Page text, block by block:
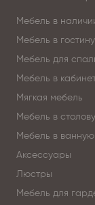
Мебель в
Мебель в
Мебель для
Мебель в
Мягкая мебель
Мебель в
Мебель в ванную
Аксессуары
Люстры
Мебель для